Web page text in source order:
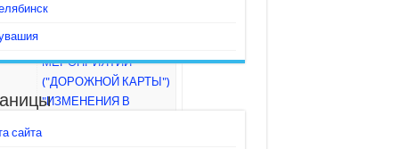
МЕРОПРИЯТИЙ
("ДОРОЖНОЙ КАРТЫ")
"ИЗМЕНЕНИЯ В
СОЦИАЛЬНОЙ
сайта